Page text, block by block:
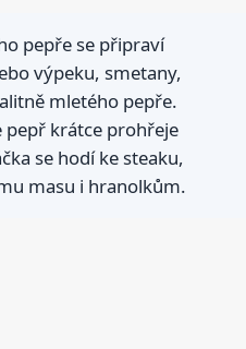
pepře se připraví
výpeku, smetany,
mletého pepře.
pepř krátce prohřeje
se hodí ke steaku,
masu i hranolkům.